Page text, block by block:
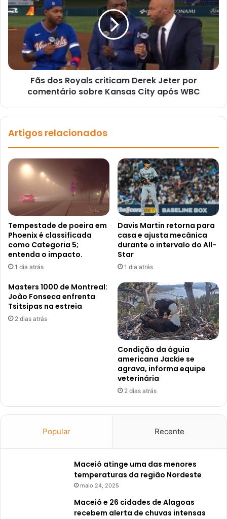
Fãs dos Royals criticam Derek Jeter por
comentário sobre Kansas City após WBC
Artigos relacionados
Tempestade de poeira em
Phoenix é classificada
como Categoria 5;
entenda o impacto.
1 dia atrás
Davis Martin retorna para
casa e ajusta mecânica
durante o intervalo do All-
Star
1 dia atrás
Masters 1000 de Montreal:
João Fonseca enfrenta
Tsitsipas na estreia
2 dias atrás
Condição da águia
americana Jackie se
agrava, informa equipe
veterinária
2 dias atrás
Popular Recente
Maceió atinge uma das menores
temperaturas da região Nordeste
maio 24, 2025
Maceió e 26 cidades de Alagoas
recebem alerta de chuvas intensas